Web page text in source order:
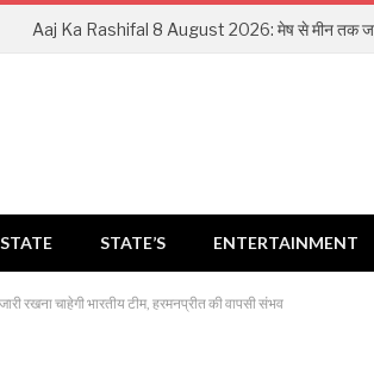
STATE’S ENTERTAINMENT
रखना चाहेगी भारतीय टीम, हरमनप्रीत की वापसी संभव